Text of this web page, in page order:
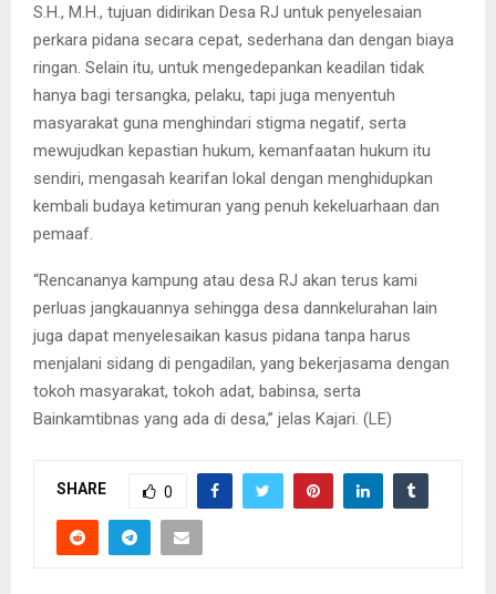
S.H., M.H., tujuan didirikan Desa RJ untuk penyelesaian
perkara pidana secara cepat, sederhana dan dengan biaya
ringan. Selain itu, untuk mengedepankan keadilan tidak
hanya bagi tersangka, pelaku, tapi juga menyentuh
masyarakat guna menghindari stigma negatif, serta
mewujudkan kepastian hukum, kemanfaatan hukum itu
sendiri, mengasah kearifan lokal dengan menghidupkan
kembali budaya ketimuran yang penuh kekeluarhaan dan
pemaaf.
“Rencananya kampung atau desa RJ akan terus kami
perluas jangkauannya sehingga desa dannkelurahan lain
juga dapat menyelesaikan kasus pidana tanpa harus
menjalani sidang di pengadilan, yang bekerjasama dengan
tokoh masyarakat, tokoh adat, babinsa, serta
Bainkamtibnas yang ada di desa,” jelas Kajari. (LE)
SHARE 0